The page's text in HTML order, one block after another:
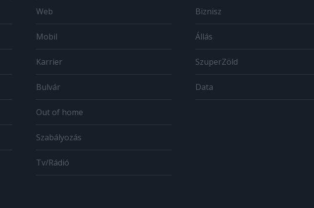
Web
Mobil
Karrier
Bulvár
Out of home
Szabályozás
Tv/Rádió
Biznisz
Állás
SzuperZöld
Data